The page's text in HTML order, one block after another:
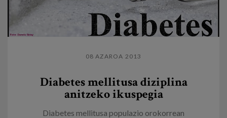
08 AZAROA 2013
Diabetes mellitusa diziplina
anitzeko ikuspegia
Diabetes mellitusa populazio orokorrean